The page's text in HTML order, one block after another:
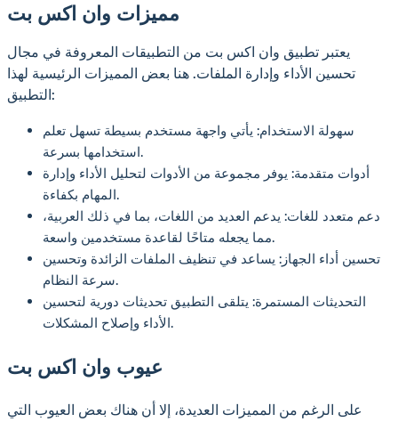
مميزات وان اكس بت
يعتبر تطبيق وان اكس بت من التطبيقات المعروفة في مجال
تحسين الأداء وإدارة الملفات. هنا بعض المميزات الرئيسية لهذا
التطبيق:
سهولة الاستخدام: يأتي واجهة مستخدم بسيطة تسهل تعلم
استخدامها بسرعة.
أدوات متقدمة: يوفر مجموعة من الأدوات لتحليل الأداء وإدارة
المهام بكفاءة.
دعم متعدد للغات: يدعم العديد من اللغات، بما في ذلك العربية،
مما يجعله متاحًا لقاعدة مستخدمين واسعة.
تحسين أداء الجهاز: يساعد في تنظيف الملفات الزائدة وتحسين
سرعة النظام.
التحديثات المستمرة: يتلقى التطبيق تحديثات دورية لتحسين
الأداء وإصلاح المشكلات.
عيوب وان اكس بت
على الرغم من المميزات العديدة، إلا أن هناك بعض العيوب التي